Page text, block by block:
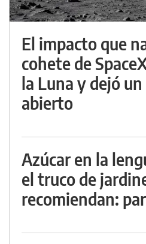
El impacto que
cohete de
la Luna y dejó
abierto
Azúcar en la
el truco de
recomiendan: